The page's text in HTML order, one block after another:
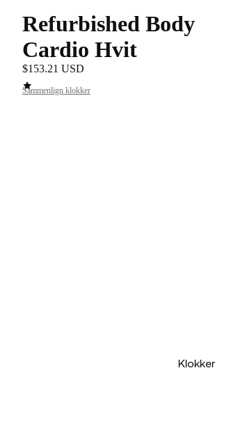
Klokker
Refurbished Body
Cardio Hvit
$153.21 USD
Sammenlign klokker